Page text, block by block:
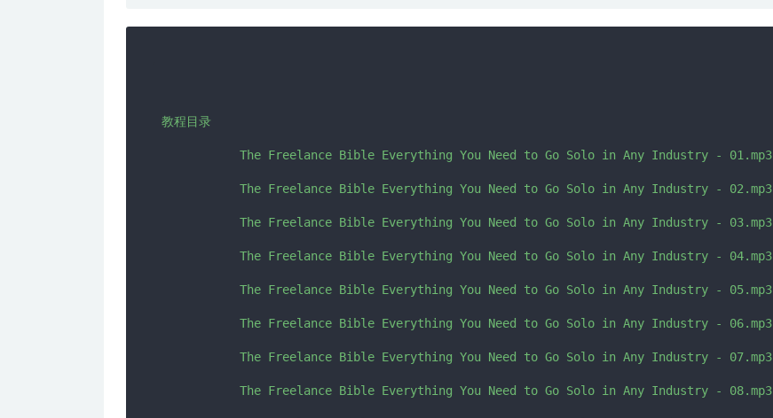
教程目录
           The Freelance Bible Everything You Need to Go Solo in Any Industry - 01.mp3
           The Freelance Bible Everything You Need to Go Solo in Any Industry - 02.mp3
           The Freelance Bible Everything You Need to Go Solo in Any Industry - 03.mp3
           The Freelance Bible Everything You Need to Go Solo in Any Industry - 04.mp3
           The Freelance Bible Everything You Need to Go Solo in Any Industry - 05.mp3
           The Freelance Bible Everything You Need to Go Solo in Any Industry - 06.mp3
           The Freelance Bible Everything You Need to Go Solo in Any Industry - 07.mp3
           The Freelance Bible Everything You Need to Go Solo in Any Industry - 08.mp3